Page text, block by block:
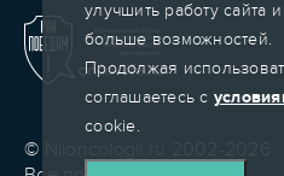
улучшить работу сайта
больше возможностей.
Продолжая
соглашаетесь с
cookie.
© Niioncologii.ru 2002-2026